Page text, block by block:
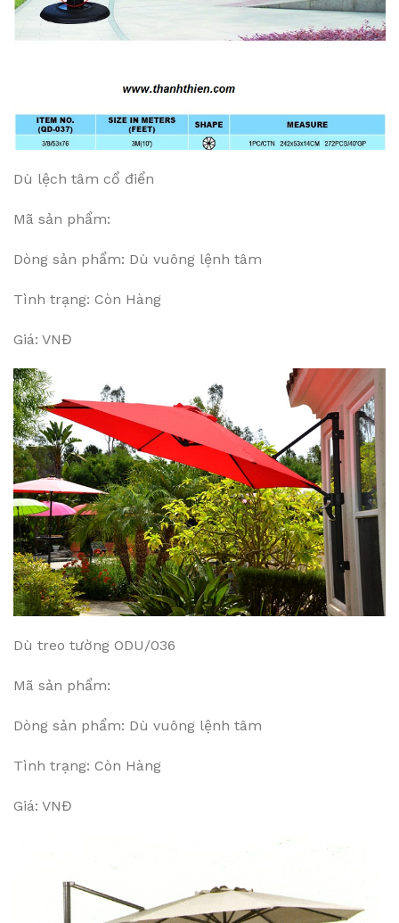
Dù lệch tâm cổ điển
Mã sản phẩm:
Dòng sản phẩm: Dù vuông lệnh tâm
Tình trạng: Còn Hàng
Giá: VNĐ
Dù treo tường ODU/036
Mã sản phẩm:
Dòng sản phẩm: Dù vuông lệnh tâm
Tình trạng: Còn Hàng
Giá: VNĐ